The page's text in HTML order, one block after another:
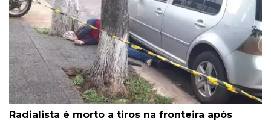
Radialista é morto a tiros na fronteira após